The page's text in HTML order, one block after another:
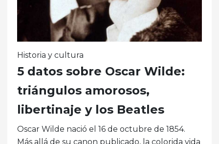
Historia y cultura
5 datos sobre Oscar Wilde:
triángulos amorosos,
libertinaje y los Beatles
Oscar Wilde nació el 16 de octubre de 1854.
Más allá de su canon publicado, la colorida vida